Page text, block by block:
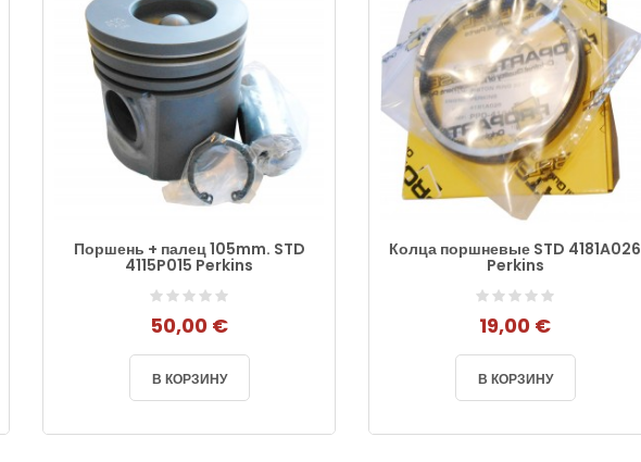
Поршень + палец 105mm. STD
4115P015 Perkins
50,00 €
В КОРЗИНУ
Колца поршневые STD 4181A026
Perkins
19,00 €
В КОРЗИНУ